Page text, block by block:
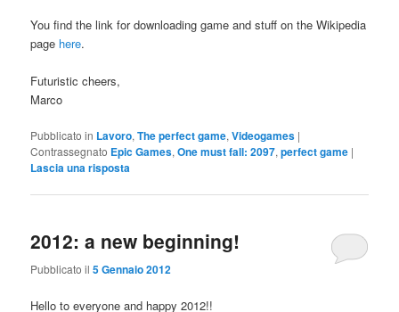
You find the link for downloading game and stuff on the Wikipedia
page here.
Futuristic cheers,
Marco
Pubblicato in Lavoro,The perfect game,Videogames |
Contrassegnato Epic Games,One must fall: 2097,perfect game |
Lascia una risposta
2012: a new beginning!
Pubblicato il5 Gennaio 2012
Hello to everyone and happy 2012!!